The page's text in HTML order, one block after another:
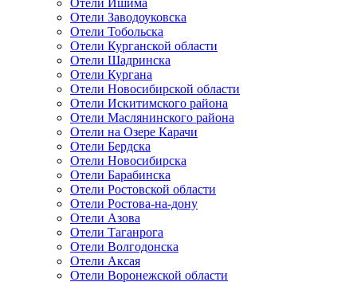
Отели Заводоуковска
Отели Тобольска
Отели Курганской области
Отели Шадринска
Отели Кургана
Отели Новосибирской области
Отели Искитимского района
Отели Маслянинского района
Отели на Озере Карачи
Отели Бердска
Отели Новосибирска
Отели Барабинска
Отели Ростовской области
Отели Ростова-на-дону
Отели Азова
Отели Таганрога
Отели Волгодонска
Отели Аксая
Отели Воронежской области